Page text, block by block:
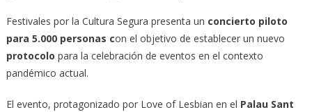
Festivales por la Cultura Segura presenta un concierto piloto
para 5.000 personas con el objetivo de establecer un nuevo
protocolo para la celebración de eventos en el contexto
pandémico actual.
El evento, protagonizado por Love of Lesbian en el Palau Sant